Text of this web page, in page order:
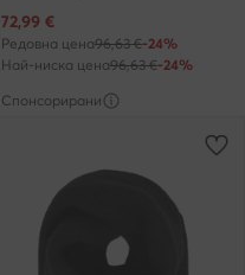
Актуална цена
72,99 €
Редовна цена96,63 €-24%
Най-ниска цена96,63 €-24%
Спонсорирани